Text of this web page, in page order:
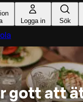
Logga in Sök
gott att